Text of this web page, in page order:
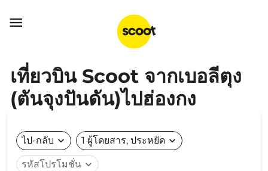

เที่ยวบิน Scoot จากเบอลีตุง
(ตันจุงปันดัน)ไปฮ่องกง
ไป-กลับ expand_more 1 ผู้โดยสาร, ประหยัด expand_more
รหัสโปรโมชั่น expand_more